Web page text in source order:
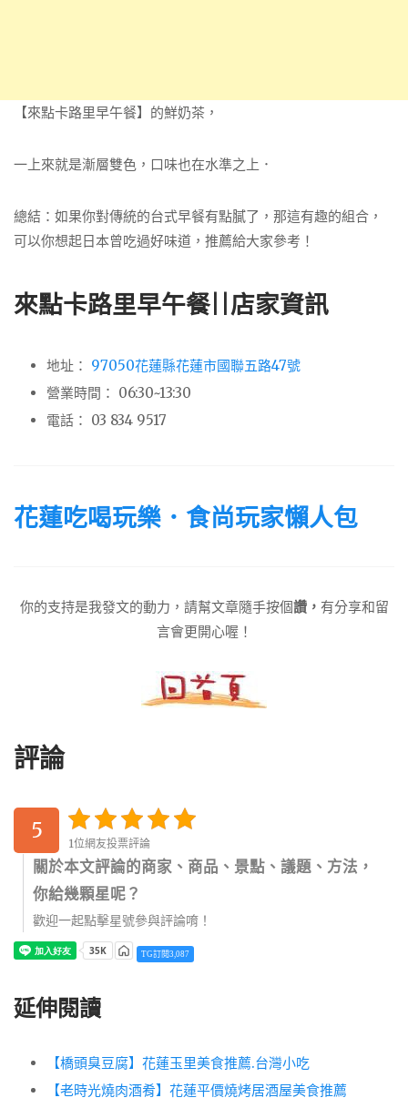
【來點卡路里早午餐】的鮮奶茶，
一上來就是漸層雙色，口味也在水準之上．
總結：如果你對傳統的台式早餐有點膩了，那這有趣的組合，
可以你想起日本曾吃過好味道，推薦給大家參考！
來點卡路里早午餐||店家資訊
地址： 97050花蓮縣花蓮市國聯五路47號
營業時間： 06:30~13:30
電話： 03 834 9517
花蓮吃喝玩樂．食尚玩家懶人包
你的支持是我發文的動力，請幫文章隨手按個讚， 有分享和留
言會更開心喔！
評論
5
1位網友投票評論
關於本文評論的商家、商品、景點、議題、方法，
你給幾顆星呢？
歡迎一起點擊星號參與評論唷！
TG訂閱3,087
延伸閱讀
【橋頭臭豆腐】花蓮玉里美食推薦.台灣小吃
【老時光燒肉酒肴】花蓮平價燒烤居酒屋美食推薦